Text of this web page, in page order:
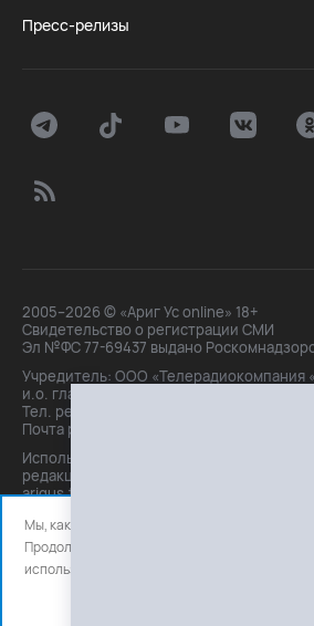
Пресс-релизы
2005–2026 © «Ариг Ус online» 18+
Свидетельство о регистрации СМИ
Эл №ФС 77-69437 выдано
Учредитель: ООО «Телерадиокомпания
и.о. главного редактора: Маханова О.Б.
Тел. peдakции: +7(3012)21-30-14,
Почта peдakции: editor@arigus.tv
Использование материалов только с
редакции. При цитировании прямая
arigus.tv обязательна.
Мы, как и все используем файлы cookie и
Продолжая использовать сайт, вы
использования